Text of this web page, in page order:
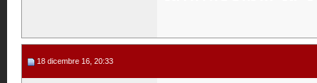
18 dicembre 16, 20:33